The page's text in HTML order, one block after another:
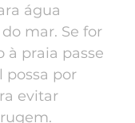
água
mar. Se for
à praia passe
possa por
evitar